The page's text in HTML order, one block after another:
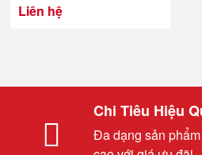
Liên hệ
Chi Tiêu Hiệu
Đa dạng sản